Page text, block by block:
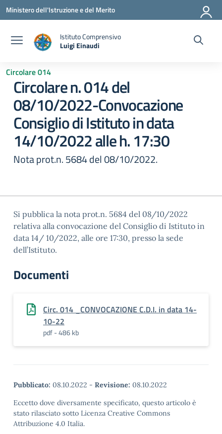
Vai ai contenuti
Vai al menu di navigazione
Vai al footer
Ministero dell'Istruzione e del Merito
Istituto Comprensivo
Luigi Einaudi
— Visita la pagina iniziale della scuola
Circolare 014
Circolare n. 014 del
08/10/2022-Convocazione
Consiglio di Istituto in data
14/10/2022 alle h. 17:30
Nota prot.n. 5684 del 08/10/2022.
Si pubblica la nota prot.n. 5684 del 08/10/2022
relativa alla convocazione del Consiglio di Istituto in
data 14/ 10/2022, alle ore 17:30, presso la sede
dell’Istituto.
Documenti
Circ. 014 _CONVOCAZIONE C.D.I. in data 14-
10-22
pdf - 486 kb
Pubblicato: 08.10.2022 - Revisione: 08.10.2022
Eccetto dove diversamente specificato, questo articolo è
stato rilasciato sotto Licenza Creative Commons
Attribuzione 4.0 Italia.